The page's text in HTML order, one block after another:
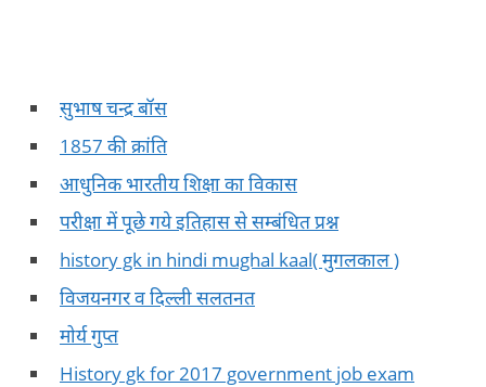
सुभाष चन्द्र बॉस
1857 की क्रांति
आधुनिक भारतीय शिक्षा का विकास
परीक्षा में पूछे गये इतिहास से सम्बंधित प्रश्न
history gk in hindi mughal kaal( मुगलकाल )
विजयनगर व दिल्ली सलतनत
मोर्य गुप्त
History gk for 2017 government job exam